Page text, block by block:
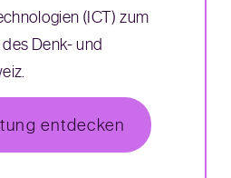
(ICT) zum
Denk- und
entdecken